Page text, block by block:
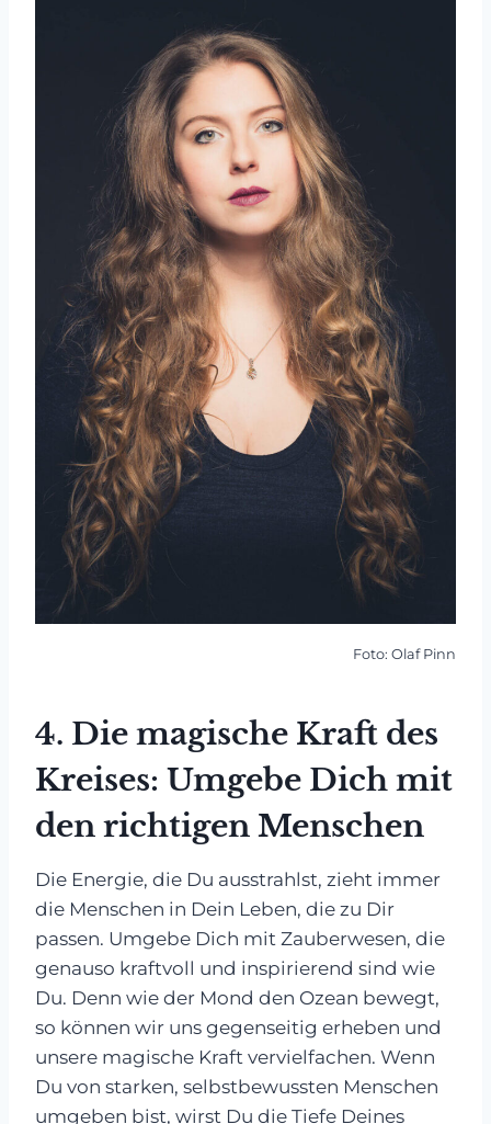
Foto: Olaf Pinn
4. Die magische Kraft des
Kreises: Umgebe Dich mit
den richtigen Menschen
Die Energie, die Du ausstrahlst, zieht immer
die Menschen in Dein Leben, die zu Dir
passen. Umgebe Dich mit Zauberwesen, die
genauso kraftvoll und inspirierend sind wie
Du. Denn wie der Mond den Ozean bewegt,
so können wir uns gegenseitig erheben und
unsere magische Kraft vervielfachen. Wenn
Du von starken, selbstbewussten Menschen
umgeben bist, wirst Du die Tiefe Deines